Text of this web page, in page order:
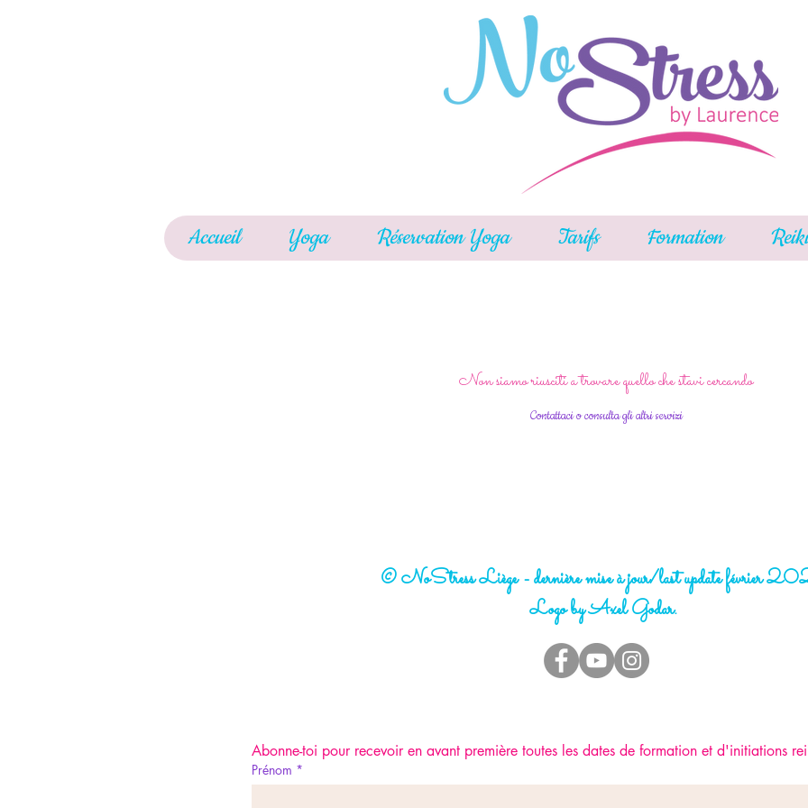
Accueil Yoga Réservation Yoga Tarifs Formation Reiki
Non siamo riusciti a trovare quello che stavi cercando
Contattaci o consulta gli altri servizi
© NoStress Liège - dernière mise à jour/last update février
Logo by Axel Godar.
Abonne-toi pour recevoir en avant première toutes les dates de formation et d'initiations
Prénom *